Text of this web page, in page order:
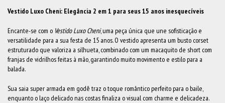
Vestido Luxo Cheni: Elegância 2 em 1 para seus 15 anos inesquecíveis
Encante-se com o Vestido Luxo Cheni, uma peça única que une sofisticação e
versatilidade para a sua festa de 15 anos. O vestido apresenta um busto corset
estruturado que valoriza a silhueta, combinado com um macaquito de short com
franjas de vidrilhos feitas à mão, garantindo muito movimento e estilo para a
balada.
Sua saia super armada em godê traz o toque romântico perfeito para o baile,
enquanto o laço delicado nas costas finaliza o visual com charme e delicadeza.